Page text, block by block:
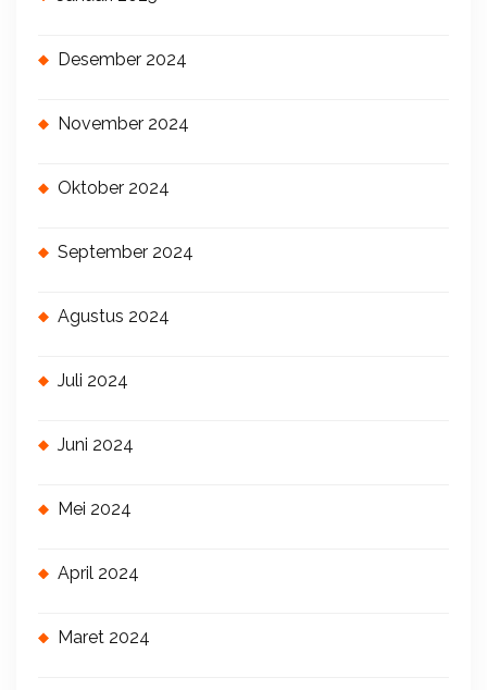
Desember 2024
November 2024
Oktober 2024
September 2024
Agustus 2024
Juli 2024
Juni 2024
Mei 2024
April 2024
Maret 2024